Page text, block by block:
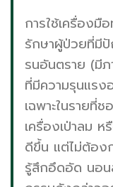
การใช้เครื่องมื
รักษาผู้ป่วยที่มี
รนอันตราย (มี
ที่มีความรุนแรง
เฉพาะในรายที่
เครื่องเป่าลม ห
ดีขึ้น แต่ไม่ต้อง
รู้สึกอึดอัด นอน